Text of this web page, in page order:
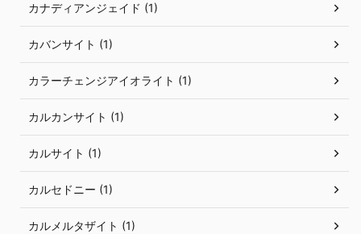
カナディアンジェイド (1)
カバンサイト (1)
カラーチェンジアイオライト (1)
カルカンサイト (1)
カルサイト (1)
カルセドニー (1)
カルメルタザイト (1)